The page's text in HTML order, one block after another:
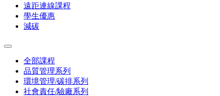
遠距連線課程
學生優惠
減碳
全部課程
品質管理系列
環境管理/碳排系列
社會責任/驗廠系列